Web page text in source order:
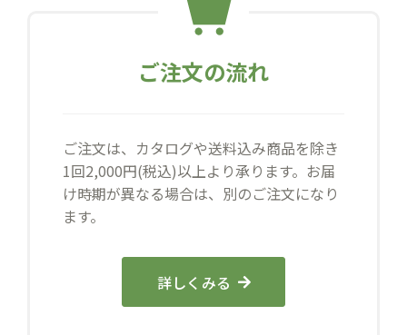
ご注文の流れ
ご注文は、カタログや送料込み商品を除き
1回2,000円(税込)以上より承ります。お届
け時期が異なる場合は、別のご注文になり
ます。
詳しくみる